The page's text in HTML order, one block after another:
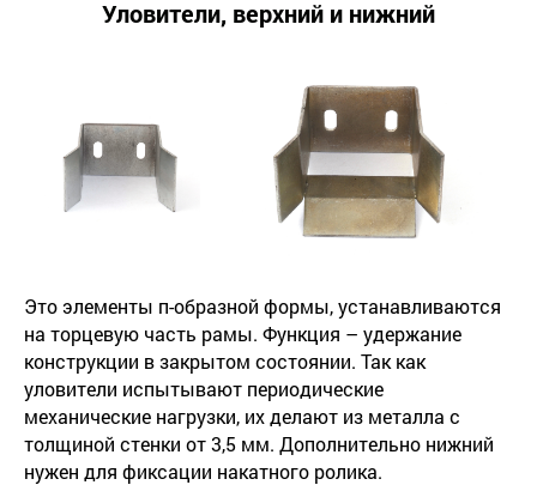
Уловители, верхний и нижний
Это элементы п-образной формы, устанавливаются
на торцевую часть рамы. Функция – удержание
конструкции в закрытом состоянии. Так как
уловители испытывают периодические
механические нагрузки, их делают из металла с
толщиной стенки от 3,5 мм. Дополнительно нижний
нужен для фиксации накатного ролика.